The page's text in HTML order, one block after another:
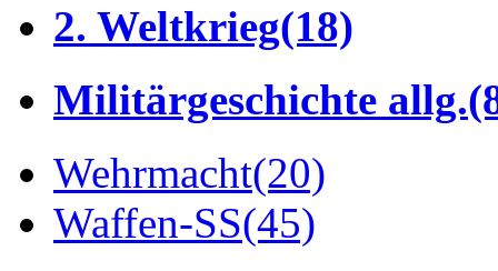
2. Weltkrieg(18)
Militärgeschichte allg.
Wehrmacht(20)
Waffen-SS(45)